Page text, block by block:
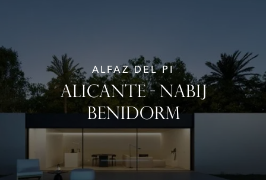
ALFAZ DEL PI
ALICANTE - NABIJ
BENIDORM